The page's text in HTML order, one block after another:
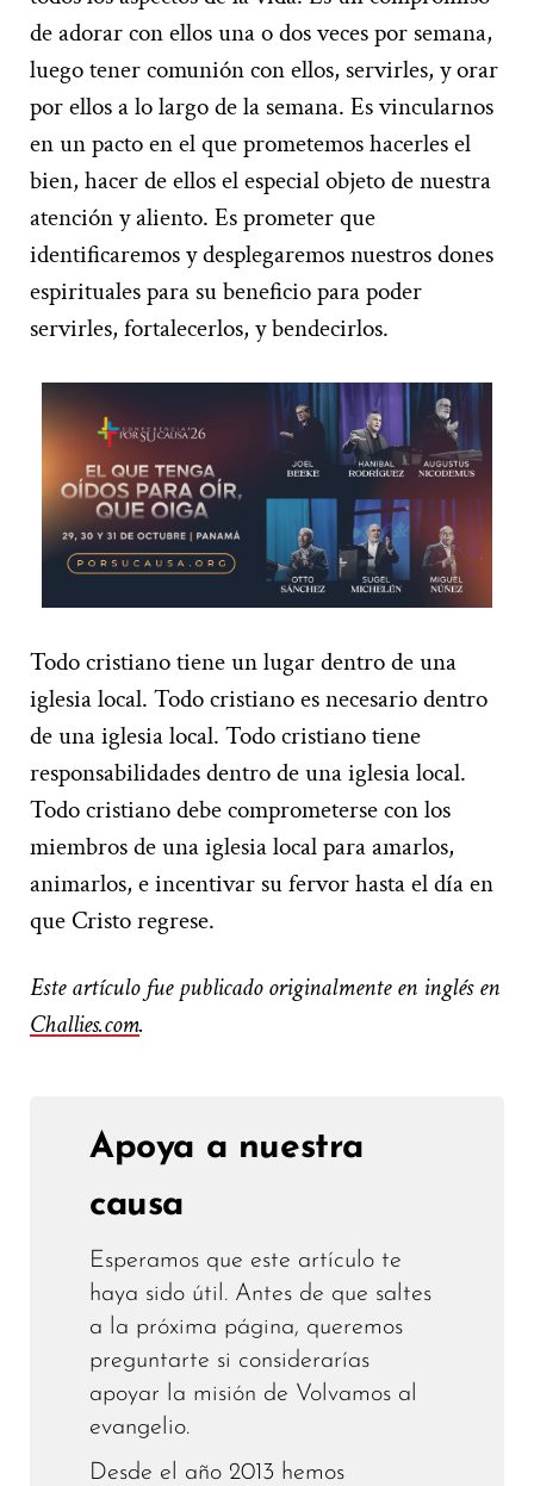
de adorar con ellos una o dos veces por semana,
luego tener comunión con ellos, servirles, y orar
por ellos a lo largo de la semana. Es vincularnos
en un pacto en el que prometemos hacerles el
bien, hacer de ellos el especial objeto de nuestra
atención y aliento. Es prometer que
identificaremos y desplegaremos nuestros dones
espirituales para su beneficio para poder
servirles, fortalecerlos, y bendecirlos.
Todo cristiano tiene un lugar dentro de una
iglesia local. Todo cristiano es necesario dentro
de una iglesia local. Todo cristiano tiene
responsabilidades dentro de una iglesia local.
Todo cristiano debe comprometerse con los
miembros de una iglesia local para amarlos,
animarlos, e incentivar su fervor hasta el día en
que Cristo regrese.
Este artículo fue publicado originalmente en inglés en
Challies.com.
Apoya a nuestra
causa
Esperamos que este artículo te
haya sido útil. Antes de que saltes
a la próxima página, queremos
preguntarte si considerarías
apoyar la misión de Volvamos al
evangelio.
Desde el año 2013 hemos